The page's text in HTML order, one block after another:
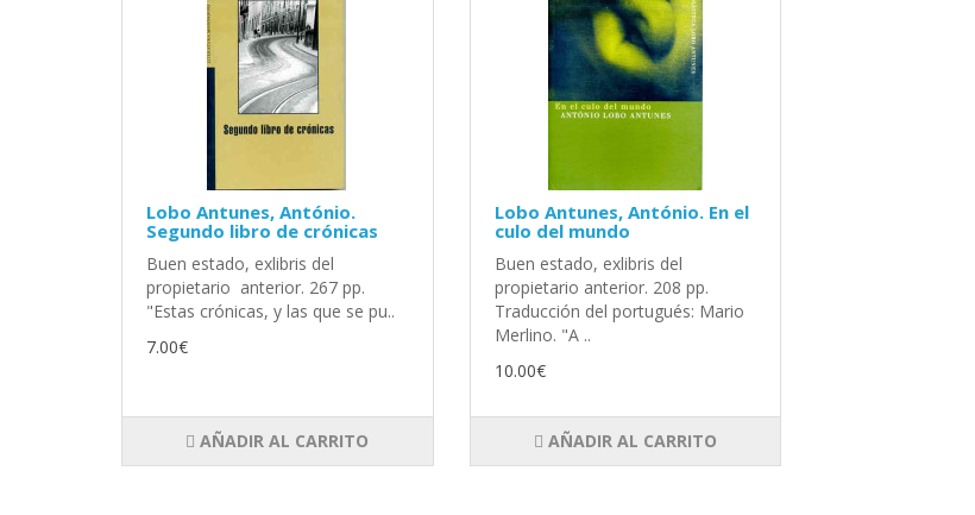
Lobo Antunes, António.
Segundo libro de crónicas
Buen estado, exlibris del
propietario anterior. 267 pp.
"Estas crónicas, y las que se pu..
7.00€
AÑADIR AL CARRITO
Lobo Antunes, António. En el
culo del mundo
Buen estado, exlibris del
propietario anterior. 208 pp.
Traducción del portugués: Mario
Merlino. "A ..
10.00€
AÑADIR AL CARRITO